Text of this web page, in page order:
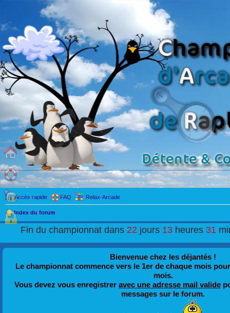
Accès rapide FAQ Relax-Arcade
Index du forum
Fin du championnat dans22 jours13 heures31
Bienvenue chez les déjantés !
Le championnat commence vers le 1er de chaque mois
mois.
Vous devez vous enregistrer avec une adresse mail valide
messages sur le forum.